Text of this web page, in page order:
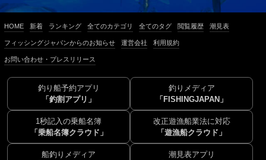
HOME 新着 ランキング 全てのカテゴリ 全てのタグ 閲覧履歴 潮見表
フィッシングジャパンからのお知らせ 運営会社 利用規約
お問い合わせ・プレスリリース
釣り船予約アプリ
「釣割アプリ」
釣りメディア
「FISHINGJAPAN」
1秒記入の乗船名簿
「乗船名簿クラウド」
改正遊漁船業法に対応
「遊漁船クラウド」
船釣りメディア
潮見表アプリ